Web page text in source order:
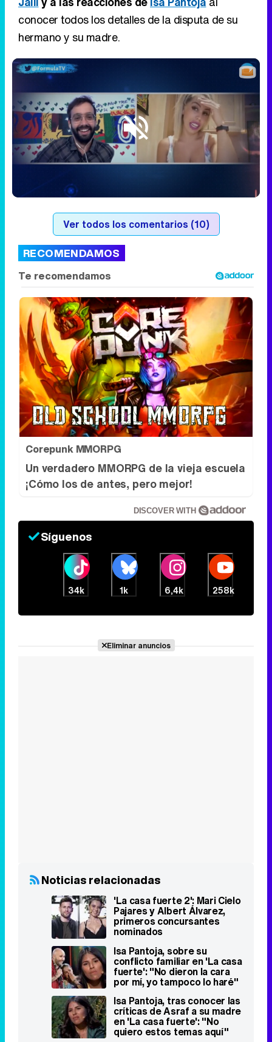
conocer todos los detalles de la disputa de su
hermano y su madre.
Loaded:
2.35%
Ver todos los comentarios (10)
RECOMENDAMOS
Corepunk MMORPG
Un verdadero MMORPG de la vieja escuela
¡Cómo los de antes, pero mejor!
DISCOVER WITH
Síguenos
34k 1k 6,4k 258k
Eliminar anuncios
Noticias relacionadas
'La casa fuerte 2': Mari Cielo
Pajares y Albert Álvarez,
primeros concursantes
nominados
Isa Pantoja, sobre su
conflicto familiar en 'La casa
fuerte': "No dieron la cara
por mí, yo tampoco lo haré"
Isa Pantoja, tras conocer las
críticas de Asraf a su madre
en 'La casa fuerte': "No
quiero estos temas aquí"